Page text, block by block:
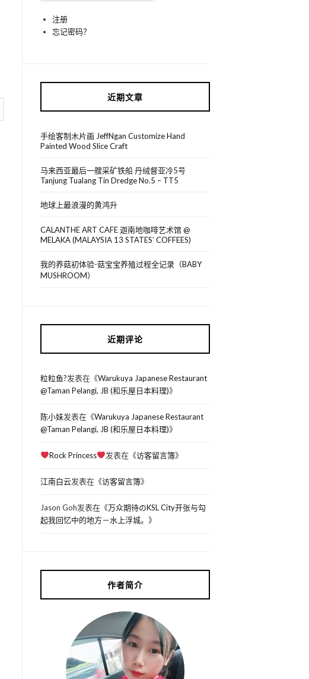
注册
忘记密码？
近期文章
手绘客制木片画 JeffNgan Customize Hand
Painted Wood Slice Craft
马来西亚最后一艘采矿铁船 丹绒督亚冷5号
Tanjung Tualang Tin Dredge No.5 – TT5
地球上最浪漫的黄鸿升
CALANTHE ART CAFE 迦南地咖啡艺术馆 @
MELAKA (MALAYSIA 13 STATES’ COFFEES)
我的养菇初体验-菇宝宝养殖过程全记录（BABY
MUSHROOM）
近期评论
粒粒鱼?发表在《Warukuya Japanese Restaurant
@Taman Pelangi, JB (和乐屋日本料理)》
陈小妹发表在《Warukuya Japanese Restaurant
@Taman Pelangi, JB (和乐屋日本料理)》
Rock Princess 发表在《访客留言簿》
江南白云发表在《访客留言簿》
Jason Goh发表在《万众期待のKSL City开张与勾
起我回忆中的地方－水上浮城。》
作者简介